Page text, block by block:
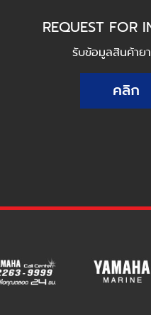
REQUEST FOR
รับข้อมูลสินค้าย
คลิก